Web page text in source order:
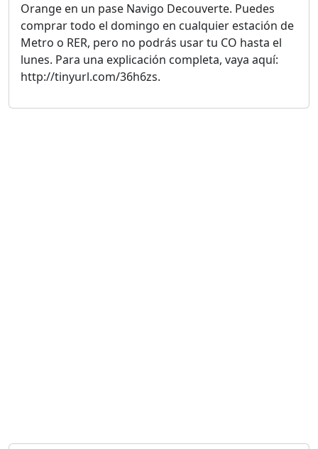
Orange en un pase Navigo Decouverte. Puedes
comprar todo el domingo en cualquier estación de
Metro o RER, pero no podrás usar tu CO hasta el
lunes. Para una explicación completa, vaya aquí:
http://tinyurl.com/36h6zs.